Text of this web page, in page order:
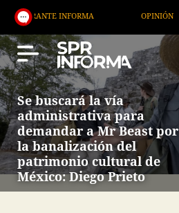
INFORMA
Se buscará la vía
administrativa para
demandar a Mr Beast por
la banalización del
patrimonio cultural de
México: Diego Prieto